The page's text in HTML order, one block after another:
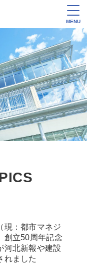
MENU
現：都市マネジ
創立50周年記念
河北新報や建設
れました